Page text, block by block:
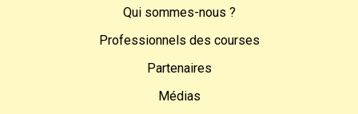
Qui sommes-nous ?
Professionnels des courses
Partenaires
Médias